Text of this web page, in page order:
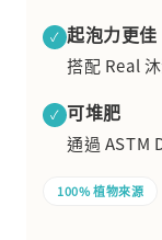
✓ 起泡力更佳
搭配 Real
✓ 可堆肥
通過 ASTM
100% 植物來源